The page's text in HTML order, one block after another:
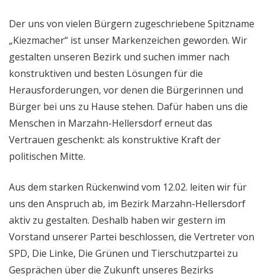
Der uns von vielen Bürgern zugeschriebene Spitzname
„Kiezmacher“ ist unser Markenzeichen geworden. Wir
gestalten unseren Bezirk und suchen immer nach
konstruktiven und besten Lösungen für die
Herausforderungen, vor denen die Bürgerinnen und
Bürger bei uns zu Hause stehen. Dafür haben uns die
Menschen in Marzahn-Hellersdorf erneut das
Vertrauen geschenkt: als konstruktive Kraft der
politischen Mitte.
Aus dem starken Rückenwind vom 12.02. leiten wir für
uns den Anspruch ab, im Bezirk Marzahn-Hellersdorf
aktiv zu gestalten. Deshalb haben wir gestern im
Vorstand unserer Partei beschlossen, die Vertreter von
SPD, Die Linke, Die Grünen und Tierschutzpartei zu
Gesprächen über die Zukunft unseres Bezirks